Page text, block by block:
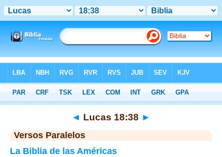
>Lucas > Capítulo 18> Verso 38
◄ Lucas 18:38 ►
Versos Paralelos
La Biblia de las Américas